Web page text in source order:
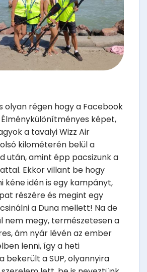
olyan régen hogy a Facebook
képet,
a tavalyi Wizz Air
kilométerén belül a
után, amint épp pacsizunk a
Ekkor villant be hogy
kéne idén is egy kampányt,
részére és megint egy
a Duna mellett! Na de
nem megy, természetesen a
ám nyár lévén az ember
lenni, így a heti
a SUP, olyannyira